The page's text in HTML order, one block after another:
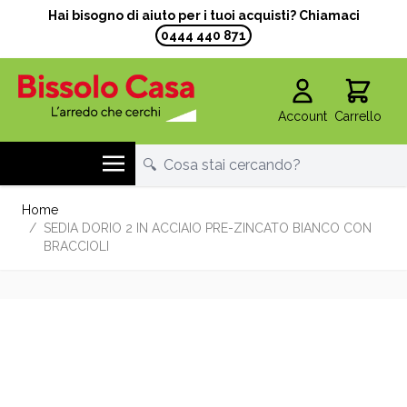
Hai bisogno di aiuto per i tuoi acquisti? Chiamaci
0444 440 871
Account Carrello
Home
/ SEDIA DORIO 2 IN ACCIAIO PRE-ZINCATO BIANCO CON
BRACCIOLI